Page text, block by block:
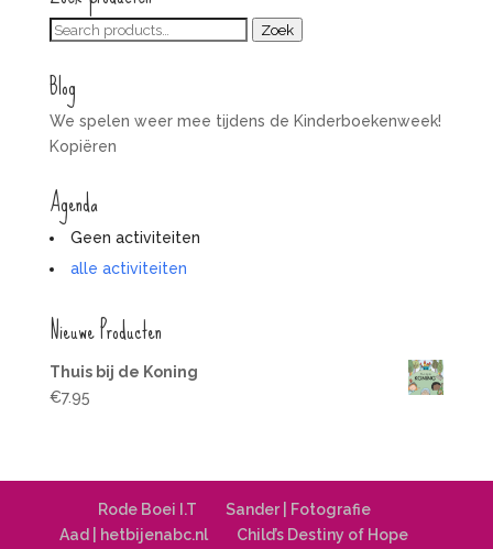
Zoeken
Zoek
Blog
We spelen weer mee tijdens de Kinderboekenweek!
Kopiëren
Agenda
Geen activiteiten
alle activiteiten
Nieuwe Producten
Thuis bij de Koning
€7.95
Rode Boei I.T
Sander | Fotografie
Aad | hetbijenabc.nl
Child’s Destiny of Hope